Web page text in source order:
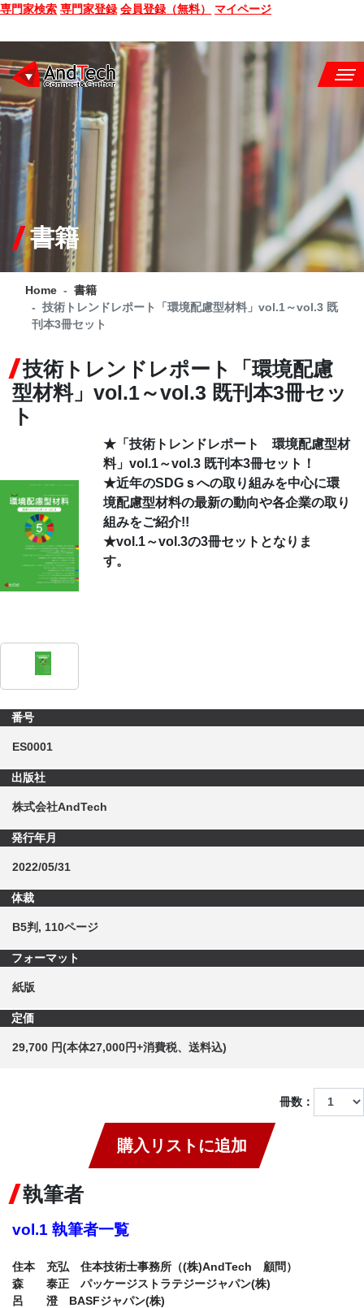
専門家検索 専門家登録 会員登録（無料） マイページ
SEMINAR
BOOK
CONSULTING
SERVICE
COMPANY
Q&A
SITE MAP
CONTACT
書籍
Home
書籍
技術トレンドレポート「環境配慮型材料」vol.1～vol.3 既
刊本3冊セット
技術トレンドレポート「環境配慮
型材料」vol.1～vol.3 既刊本3冊セッ
ト
★「技術トレンドレポート 環境配慮型材
料」vol.1～vol.3 既刊本3冊セット！
★近年のSDGｓへの取り組みを中心に環
境配慮型材料の最新の動向や各企業の取り
組みをご紹介!!
★vol.1～vol.3の3冊セットとなりま
す。
番号
ES0001
出版社
株式会社AndTech
発行年月
2022/05/31
体裁
B5判, 110ページ
フォーマット
紙版
定価
29,700 円(本体27,000円+消費税、送料込)
冊数：
購入リストに追加
執筆者
vol.1 執筆者一覧
住本　充弘　住本技術士事務所（(株)AndTech　顧問）
森　　泰正　パッケージストラテジージャパン(株)
呂　　澄　BASFジャパン(株)